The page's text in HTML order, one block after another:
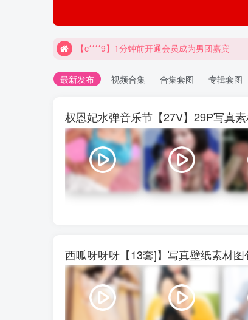
【c****9】1分钟前开通会员成为男团嘉宾
最新发布 视频合集 合集套图 专辑套图